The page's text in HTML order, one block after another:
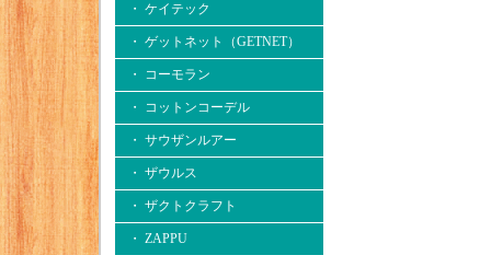
・ ケイテック
・ ゲットネット（GETNET）
・ コーモラン
・ コットンコーデル
・ サウザンルアー
・ ザウルス
・ ザクトクラフト
・ ZAPPU